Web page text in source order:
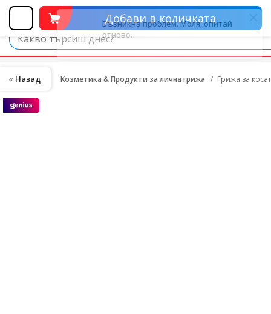
Добави в количката
Козметика & Продукти за лична грижа Грижа за
Назад